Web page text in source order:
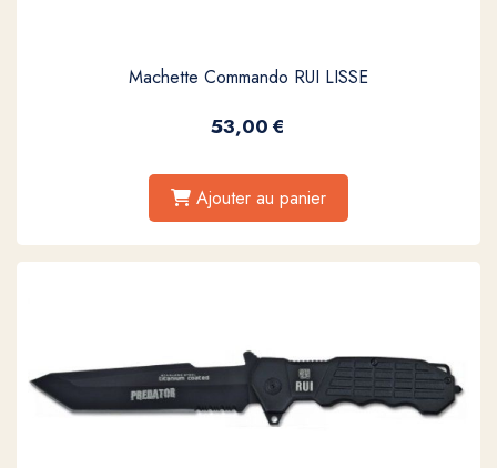
Machette Commando RUI LISSE
53,00€
Ajouter au panier